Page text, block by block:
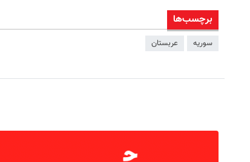
برچسب‌ها
سوریه عربستان